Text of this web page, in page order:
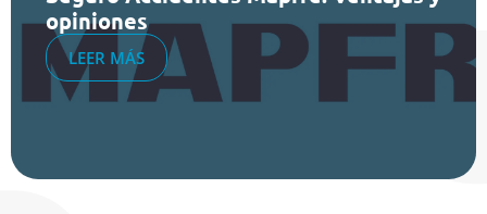
opiniones
LEER MÁS